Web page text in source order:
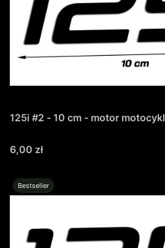
125i #2 - 10 cm - motor motocykl
Cena
6,00 zł
Bestseller